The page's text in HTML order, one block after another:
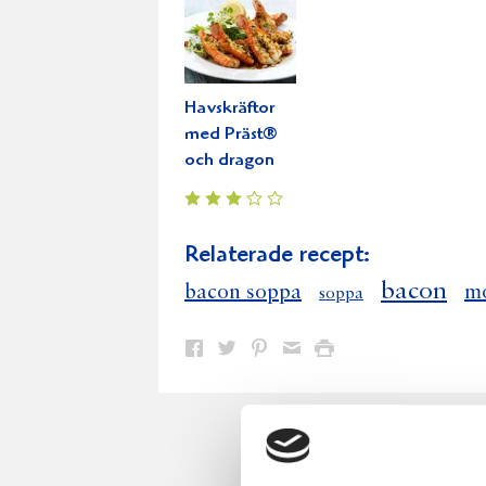
Havskräftor
med Präst®
och dragon
Relaterade recept:
bacon soppa soppa bacon
Dela
Facebook
Dela
Twitter
Dela
Pinterest
Dela
e-
post
Skriv